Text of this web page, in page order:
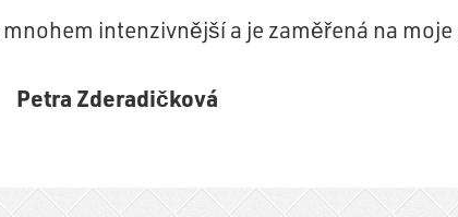
intenzivnější a je zaměřená na
Petra Zderadičková